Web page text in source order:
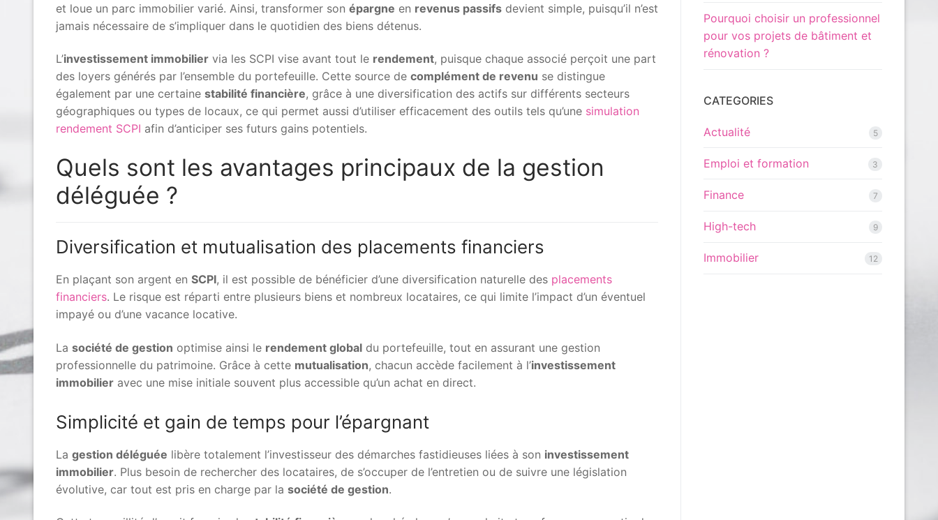
et loue un parc immobilier varié. Ainsi, transformer son épargne en revenus passifs devient simple, puisqu’il n’est
jamais nécessaire de s’impliquer dans le quotidien des biens détenus.
L’investissement immobilier via les SCPI vise avant tout le rendement, puisque chaque associé perçoit une part
des loyers générés par l’ensemble du portefeuille. Cette source de complément de revenu se distingue
également par une certaine stabilité financière, grâce à une diversification des actifs sur différents secteurs
géographiques ou types de locaux, ce qui permet aussi d’utiliser efficacement des outils tels qu’une simulation
rendement SCPI afin d’anticiper ses futurs gains potentiels.
Quels sont les avantages principaux de la gestion
déléguée ?
Diversification et mutualisation des placements financiers
En plaçant son argent en SCPI, il est possible de bénéficier d’une diversification naturelle des placements
financiers. Le risque est réparti entre plusieurs biens et nombreux locataires, ce qui limite l’impact d’un éventuel
impayé ou d’une vacance locative.
La société de gestion optimise ainsi le rendement global du portefeuille, tout en assurant une gestion
professionnelle du patrimoine. Grâce à cette mutualisation, chacun accède facilement à l’investissement
immobilier avec une mise initiale souvent plus accessible qu’un achat en direct.
Simplicité et gain de temps pour l’épargnant
La gestion déléguée libère totalement l’investisseur des démarches fastidieuses liées à son investissement
immobilier. Plus besoin de rechercher des locataires, de s’occuper de l’entretien ou de suivre une législation
évolutive, car tout est pris en charge par la société de gestion.
Pourquoi choisir un professionnel
pour vos projets de bâtiment et
rénovation ?
CATEGORIES
Actualité 5
Emploi et formation 3
Finance 7
High-tech 9
Immobilier 12